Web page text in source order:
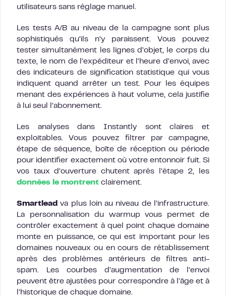
utilisateurs sans réglage manuel.
Les tests A/B au niveau de la campagne sont plus
sophistiqués qu’ils n’y paraissent. Vous pouvez
tester simultanément les lignes d’objet, le corps du
texte, le nom de l’expéditeur et l’heure d’envoi, avec
des indicateurs de signification statistique qui vous
indiquent quand arrêter un test. Pour les équipes
menant des expériences à haut volume, cela justifie
à lui seul l’abonnement.
Les analyses dans Instantly sont claires et
exploitables. Vous pouvez filtrer par campagne,
étape de séquence, boîte de réception ou période
pour identifier exactement où votre entonnoir fuit. Si
vos taux d’ouverture chutent après l’étape 2, les
données le montrent clairement.
Smartlead va plus loin au niveau de l’infrastructure.
La personnalisation du warmup vous permet de
contrôler exactement à quel point chaque domaine
monte en puissance, ce qui est important pour les
domaines nouveaux ou en cours de rétablissement
après des problèmes antérieurs de filtres anti-
spam. Les courbes d’augmentation de l’envoi
peuvent être ajustées pour correspondre à l’âge et à
l’historique de chaque domaine.